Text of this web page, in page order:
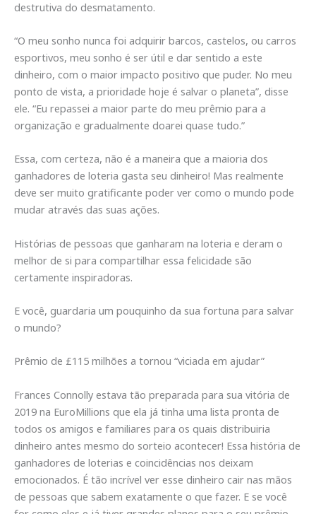
destrutiva do desmatamento.
“O meu sonho nunca foi adquirir barcos, castelos, ou carros
esportivos, meu sonho é ser útil e dar sentido a este
dinheiro, com o maior impacto positivo que puder. No meu
ponto de vista, a prioridade hoje é salvar o planeta”, disse
ele. “Eu repassei a maior parte do meu prêmio para a
organização e gradualmente doarei quase tudo.”
Essa, com certeza, não é a maneira que a maioria dos
ganhadores de loteria gasta seu dinheiro! Mas realmente
deve ser muito gratificante poder ver como o mundo pode
mudar através das suas ações.
Histórias de pessoas que ganharam na loteria e deram o
melhor de si para compartilhar essa felicidade são
certamente inspiradoras.
E você, guardaria um pouquinho da sua fortuna para salvar
o mundo?
Prêmio de £115 milhões a tornou “viciada em ajudar”
Frances Connolly estava tão preparada para sua vitória de
2019 na EuroMillions que ela já tinha uma lista pronta de
todos os amigos e familiares para os quais distribuiria
dinheiro antes mesmo do sorteio acontecer! Essa história de
ganhadores de loterias e coincidências nos deixam
emocionados. É tão incrível ver esse dinheiro cair nas mãos
de pessoas que sabem exatamente o que fazer. E se você